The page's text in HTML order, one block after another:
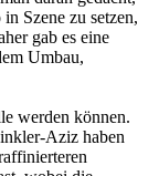
Szene zu setzen,
gab es eine
Umbau,
werden können.
Aziz haben